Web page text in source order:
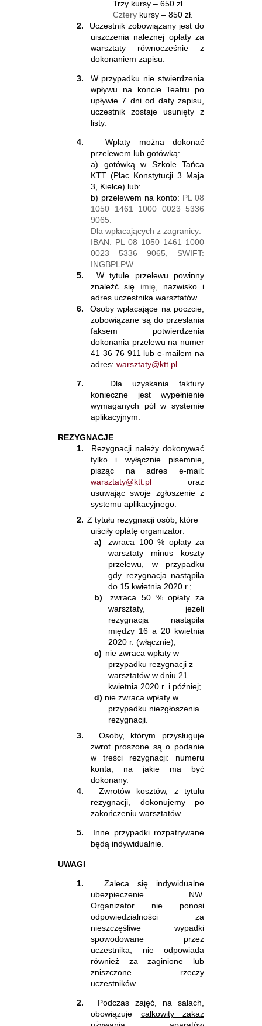
Trzy kursy – 650 zł
Cztery kursy – 850 zł.
2.
Uczestnik zobowiązany jest do
uiszczenia należnej opłaty za
warsztaty równocześnie z
dokonaniem zapisu.
3.
W przypadku nie stwierdzenia
wpływu na koncie Teatru po
upływie 7 dni od daty zapisu,
uczestnik zostaje usunięty z
listy.
4.
Wpłaty można dokonać
przelewem lub gotówką:
a) gotówką w Szkole Tańca
KTT (Plac Konstytucji 3 Maja
3, Kielce) lub:
b) przelewem na konto: PL 08
1050 1461 1000 0023 5336
9065.
Dla wpłacających z zagranicy:
IBAN: PL 08 1050 1461 1000
0023 5336 9065, SWIFT:
INGBPLPW.
5.
W tytule przelewu powinny
znaleźć się imię,
nazwisko i
adres uczestnika warsztatów.
6.
Osoby wpłacające na poczcie,
zobowiązane są do przesłania
faksem potwierdzenia
dokonania przelewu na numer
41 36 76 911 lub e-mailem na
adres: warsztaty@ktt.pl
7.
Dla uzyskania faktury
konieczne jest wypełnienie
wymaganych pól w systemie
aplikacyjnym.
REZYGNACJE
1.
Rezygnacji należy dokonywać
tylko i wyłącznie pisemnie,
pisząc na adres e-mail:
warsztaty@ktt.pl oraz
usuwając swoje zgłoszenie z
systemu aplikacyjnego.
2. Z tytułu rezygnacji osób, które
uiściły opłatę organizator:
a)
zwraca 100 % opłaty za
warsztaty minus koszty
przelewu, w przypadku
gdy rezygnacja nastąpiła
do 15 kwietnia 2020 r.;
b)
zwraca 50 % opłaty za
warsztaty, jeżeli
rezygnacja nastąpiła
między 16 a 20 kwietnia
2020 r. (włącznie);
c) nie zwraca wpłaty w
przypadku rezygnacji z
warsztatów w dniu 21
kwietnia 2020 r. i później;
d) nie zwraca wpłaty w
przypadku niezgłoszenia
rezygnacji.
3.
Osoby, którym przysługuje
zwrot proszone są o podanie
w treści rezygnacji: numeru
konta, na jakie ma być
dokonany.
4.
Zwrotów kosztów, z tytułu
rezygnacji, dokonujemy po
zakończeniu warsztatów.
5.
Inne przypadki rozpatrywane
będą indywidualnie.
UWAGI
1.
Zaleca się indywidualne
ubezpieczenie NW.
Organizator nie ponosi
odpowiedzialności za
nieszczęśliwe wypadki
spowodowane przez
uczestnika, nie odpowiada
również za zaginione lub
zniszczone rzeczy
uczestników.
2.
Podczas zajęć, na salach,
obowiązuje całkowity zakaz